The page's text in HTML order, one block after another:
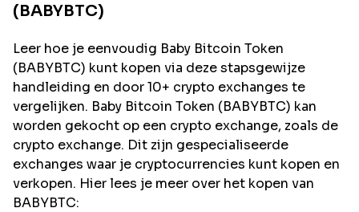
(BABYBTC)
Leer hoe je eenvoudig Baby Bitcoin Token
(BABYBTC) kunt kopen via deze stapsgewijze
handleiding en door 10+ crypto exchanges te
vergelijken. Baby Bitcoin Token (BABYBTC) kan
worden gekocht op een crypto exchange, zoals de
crypto exchange. Dit zijn gespecialiseerde
exchanges waar je cryptocurrencies kunt kopen en
verkopen. Hier lees je meer over het kopen van
BABYBTC: